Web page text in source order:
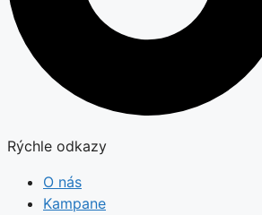
Rýchle odkazy
O nás
Kampane